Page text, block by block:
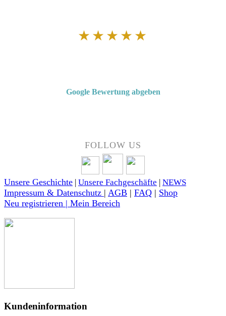
★★★★★
Google Bewertung abgeben
FOLLOW US
Unsere Geschichte | Unsere Fachgeschäfte | NEWS
Impressum & Datenschutz | AGB | FAQ | Shop
Neu registrieren | Mein Bereich
Kundeninformation